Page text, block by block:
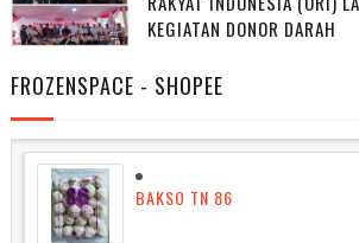
KEGIATAN DONOR DARAH
FROZENSPACE - SHOPEE
BAKSO TN 86